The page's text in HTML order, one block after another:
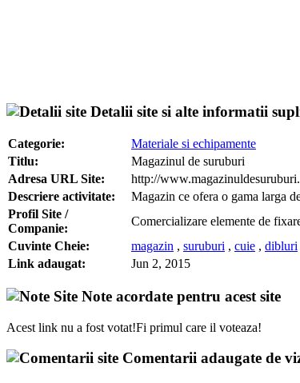
Detalii site si alte informatii
Categorie:
Materiale si echipamente
Titlu:
Magazinul de suruburi
Adresa URL Site:
http://
Descriere activitate:
Magazin ce ofera o gama larga
Profil Site /
Companie:
Comercializare elemente de
Cuvinte Cheie:
magazin , suruburi , cuie , dibluri
Link adaugat:
Jun 2, 2015
Note acordate pentru acest site
Acest link nu a fost votat!Fi primul care il voteaza!
Comentarii adaugate de